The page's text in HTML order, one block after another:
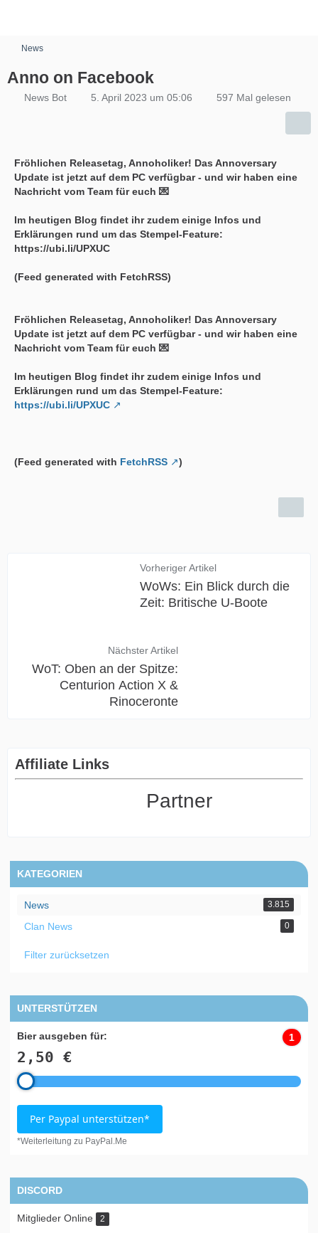
News
Anno on Facebook
News Bot 5. April 2023 um 05:06 597 Mal gelesen
Fröhlichen Releasetag, Annoholiker! Das Annoversary
Update ist jetzt auf dem PC verfügbar - und wir haben eine
Nachricht vom Team für euch 💌
Im heutigen Blog findet ihr zudem einige Infos und
Erklärungen rund um das Stempel-Feature:
https://ubi.li/UPXUC
(Feed generated with FetchRSS)
Fröhlichen Releasetag, Annoholiker! Das Annoversary
Update ist jetzt auf dem PC verfügbar - und wir haben eine
Nachricht vom Team für euch 💌
Im heutigen Blog findet ihr zudem einige Infos und
Erklärungen rund um das Stempel-Feature:
https://ubi.li/UPXUC
(Feed generated with FetchRSS )
Vorheriger Artikel
WoWs: Ein Blick durch die
Zeit: Britische U-Boote
Nächster Artikel
WoT: Oben an der Spitze:
Centurion Action X &
Rinoceronte
Affiliate Links
Partner
KATEGORIEN
News 3.815
Clan News 0
Filter zurücksetzen
UNTERSTÜTZEN
Bier ausgeben für:
2,50 €
1
Per Paypal unterstützen*
*Weiterleitung zu PayPal.Me
DISCORD
Mitglieder Online 2